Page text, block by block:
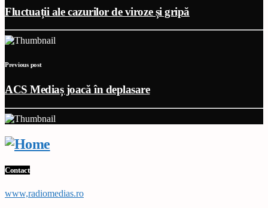
Fluctuații ale cazurilor de viroze și gripă
Previous post
ACS Mediaș joacă în deplasare
Contact
www,radiomedias.ro